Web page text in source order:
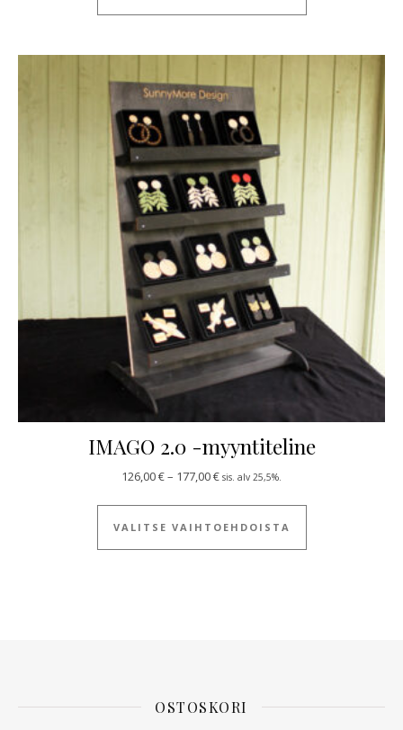
IMAGO 2.0 -myyntiteline
126,00€– 177,00€Hintaluokka: 126,00 € - 177,00 €
sis. alv 25,5%.
VALITSE VAIHTOEHDOISTA
Tällä tuotteella
OSTOSKORI